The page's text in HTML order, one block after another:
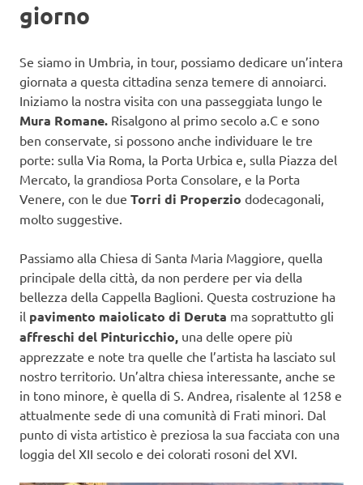
giorno
Se siamo in Umbria, in tour, possiamo dedicare un’intera
giornata a questa cittadina senza temere di annoiarci.
Iniziamo la nostra visita con una passeggiata lungo le
Mura Romane. Risalgono al primo secolo a.C e sono
ben conservate, si possono anche individuare le tre
porte: sulla Via Roma, la Porta Urbica e, sulla Piazza del
Mercato, la grandiosa Porta Consolare, e la Porta
Venere, con le due Torri di Properzio dodecagonali,
molto suggestive.
Passiamo alla Chiesa di Santa Maria Maggiore, quella
principale della città, da non perdere per via della
bellezza della Cappella Baglioni. Questa costruzione ha
il pavimento maiolicato di Deruta ma soprattutto gli
affreschi del Pinturicchio, una delle opere più
apprezzate e note tra quelle che l’artista ha lasciato sul
nostro territorio. Un’altra chiesa interessante, anche se
in tono minore, è quella di S. Andrea, risalente al 1258 e
attualmente sede di una comunità di Frati minori. Dal
punto di vista artistico è preziosa la sua facciata con una
loggia del XII secolo e dei colorati rosoni del XVI.